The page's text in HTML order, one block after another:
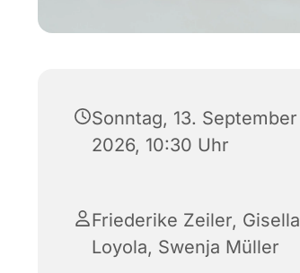
Sonntag, 13. September
2026, 10:30 Uhr
Friederike Zeiler, Gisella
Loyola, Swenja Müller